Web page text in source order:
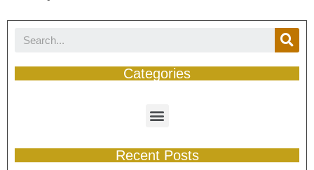
Categories
Recent Posts